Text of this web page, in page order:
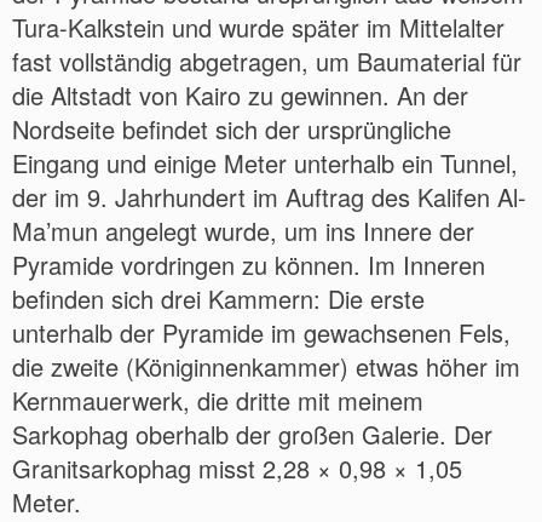
Tura-Kalkstein und wurde später im Mittelalter
fast vollständig abgetragen, um Baumaterial für
die Altstadt von Kairo zu gewinnen. An der
Nordseite befindet sich der ursprüngliche
Eingang und einige Meter unterhalb ein Tunnel,
der im 9. Jahrhundert im Auftrag des Kalifen Al-
Ma’mun angelegt wurde, um ins Innere der
Pyramide vordringen zu können. Im Inneren
befinden sich drei Kammern: Die erste
unterhalb der Pyramide im gewachsenen Fels,
die zweite (Königinnenkammer) etwas höher im
Kernmauerwerk, die dritte mit meinem
Sarkophag oberhalb der großen Galerie. Der
Granitsarkophag misst 2,28 × 0,98 × 1,05
Meter.